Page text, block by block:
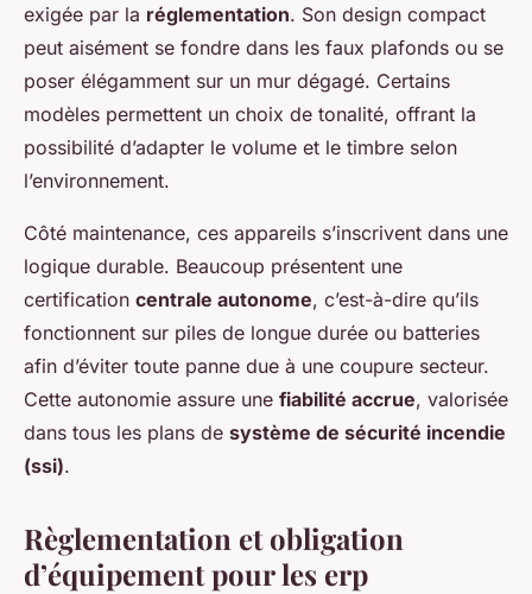
exigée par la réglementation. Son design compact
peut aisément se fondre dans les faux plafonds ou se
poser élégamment sur un mur dégagé. Certains
modèles permettent un choix de tonalité, offrant la
possibilité d’adapter le volume et le timbre selon
l’environnement.
Côté maintenance, ces appareils s’inscrivent dans une
logique durable. Beaucoup présentent une
certification centrale autonome, c’est-à-dire qu’ils
fonctionnent sur piles de longue durée ou batteries
afin d’éviter toute panne due à une coupure secteur.
Cette autonomie assure une fiabilité accrue, valorisée
dans tous les plans de système de sécurité incendie
(ssi).
Règlementation et obligation
d’équipement pour les erp